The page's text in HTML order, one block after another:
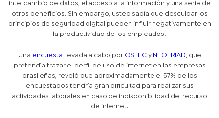
intercambio de datos, el acceso a la información y una serie de
otros beneficios. Sin embargo, usted sabía que descuidar los
principios de seguridad digital pueden influir negativamente en
la productividad de los empleados.
Una encuesta llevada a cabo por OSTECy NEOTRIAD , que
pretendía trazar el perfil de uso de internet en las empresas
brasileñas, reveló que aproximadamente el 57% de los
encuestados tendría gran dificultad para realizar sus
actividades laborales en caso de indisponibilidad del recurso
de internet.